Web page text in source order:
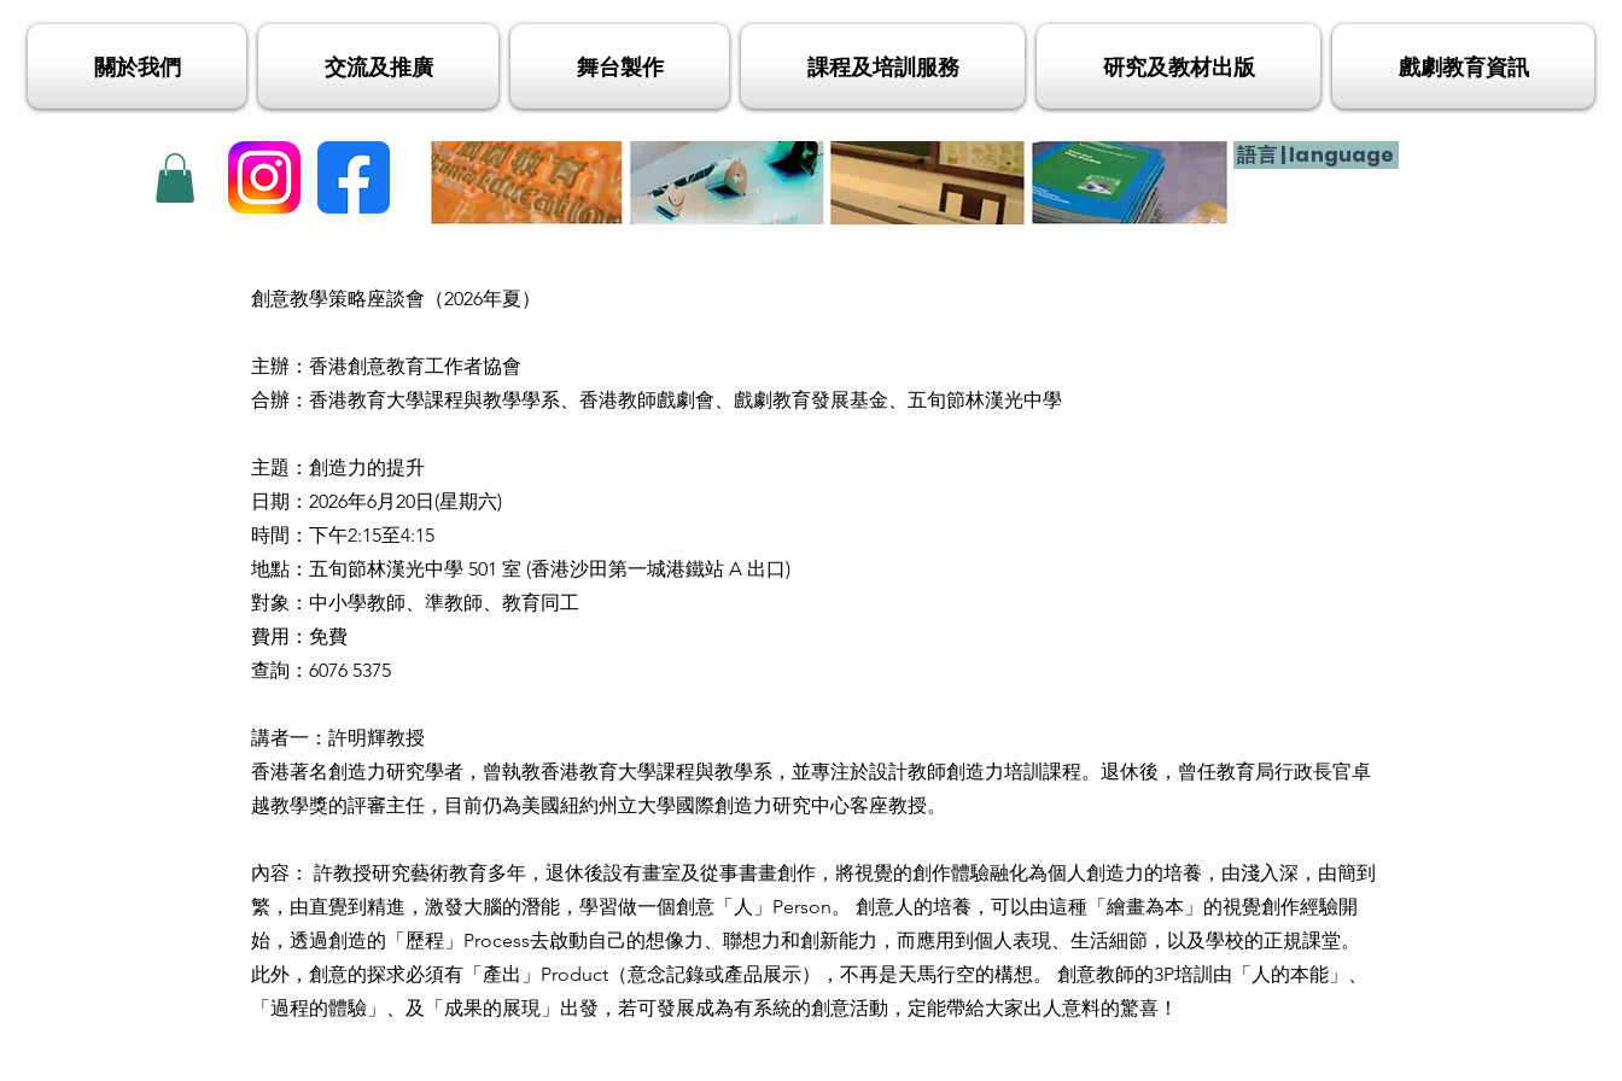
關於我們 交流及推廣 舞台製作 課程及培訓服務 研究及教材出版 戲劇教育資訊
語言 | language
創意教學策略座談會（2026年夏）
主辦：香港創意教育工作者協會
合辦：香港教育大學課程與教學學系、香港教師戲劇會、戲劇教育發展基金、五旬節林漢光中學
主題：創造力的提升
日期：2026年6月20日(星期六)
時間：下午2:15至4:15
地點：五旬節林漢光中學 501 室 (香港沙田第一城港鐵站 A 出口)
對象：中小學教師、準教師、教育同工
費用：免費
查詢：6076 5375
講者一：許明輝教授
香港著名創造力研究學者，曾執教香港教育大學課程與教學系，並專注於設計教師創造力培訓課程。退休後，曾任教育局行政長官卓
越教學獎的評審主任，目前仍為美國紐約州立大學國際創造力研究中心客座教授。
內容： 許教授研究藝術教育多年，退休後設有畫室及從事書畫創作，將視覺的創作體驗融化為個人創造力的培養，由淺入深，由簡到
繁，由直覺到精進，激發大腦的潛能，學習做一個創意「人」Person。 創意人的培養，可以由這種「繪畫為本」的視覺創作經驗開
始，透過創造的「歷程」Process去啟動自己的想像力、聯想力和創新能力，而應用到個人表現、生活細節，以及學校的正規課堂。
此外，創意的探求必須有「產出」Product（意念記錄或產品展示），不再是天馬行空的構想。 創意教師的3P培訓由「人的本能」、
「過程的體驗」、及「成果的展現」出發，若可發展成為有系統的創意活動，定能帶給大家出人意料的驚喜！